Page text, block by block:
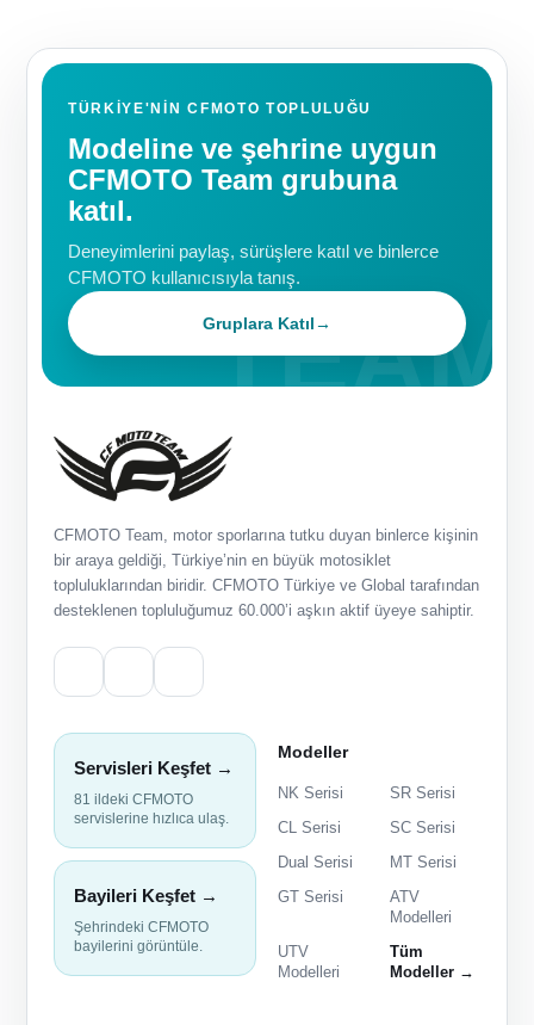
TÜRKIYE'NIN CFMOTO TOPLULUĞU
Modeline ve şehrine uygun
CFMOTO Team grubuna
katıl.
Deneyimlerini paylaş, sürüşlere katıl ve binlerce
CFMOTO kullanıcısıyla tanış.
Gruplara Katıl→
CFMOTO Team, motor sporlarına tutku duyan binlerce kişinin
bir araya geldiği, Türkiye’nin en büyük motosiklet
topluluklarından biridir. CFMOTO Türkiye ve Global tarafından
desteklenen topluluğumuz 60.000’i aşkın aktif üyeye sahiptir.
Servisleri Keşfet →
81 ildeki CFMOTO
servislerine hızlıca ulaş.
Bayileri Keşfet →
Şehrindeki CFMOTO
bayilerini görüntüle.
Modeller
NK Serisi
SR Serisi
CL Serisi
SC Serisi
Dual Serisi
MT Serisi
GT Serisi
ATV
Modelleri
UTV
Modelleri
Tüm
Modeller →